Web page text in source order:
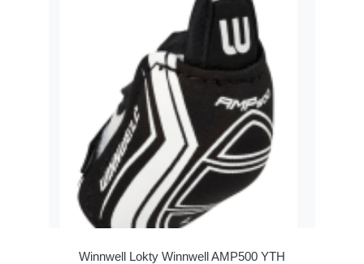
Winnwell Lokty Winnwell AMP500 YTH